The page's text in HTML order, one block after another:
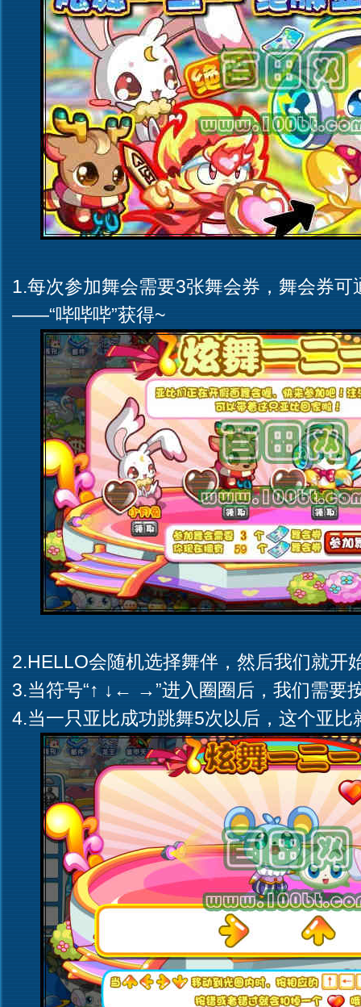
1.每次参加舞会需要3张舞会券，舞会券可
——“哔哔哔”获得~
2.HELLO会随机选择舞伴，然后我们就开
3.当符号“↑ ↓← →”进入圈圈后，我们需要
4.当一只亚比成功跳舞5次以后，这个亚比